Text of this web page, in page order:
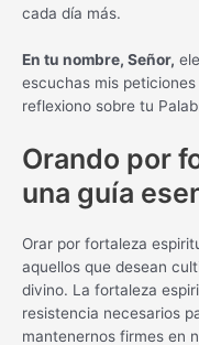
cada día más.
En tu nombre, Señor,
escuchas mis
reflexiono sobre tu
Orando por
una guía
Orar por fortaleza
aquellos que desean
divino. La fortaleza
resistencia necesarios
mantenernos firmes en